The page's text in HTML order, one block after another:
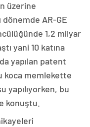
üzerine
dönemde AR-GE
1,2 milyar
yani 10 katına
yapılan patent
koca memlekette
yapılıyorken, bu
konuştu.